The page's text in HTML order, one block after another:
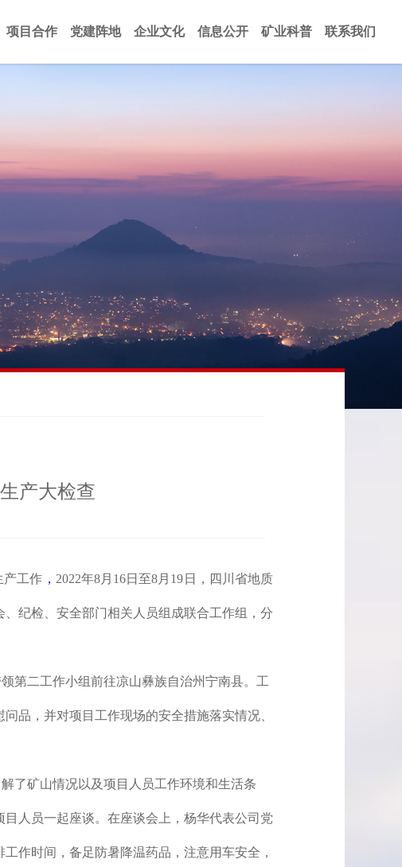
项目合作 党建阵地 企业文化 信息公开 矿业科普 联系我们
产大检查
产工作 ， 2022年8月16日至8月19日， 四川省地质
纪检、 安全部门相关人员组成联合工作组，分
第二工作小组前往凉山彝族自治州宁南县。工
问品，并对项目工作现场的安全措施落实情况、
了矿山情况以及项目人员工作环境和生活条
人员一起座谈。在座谈会上，杨华代表公司党
作时间，备足防暑降温药品，注意用车安全，